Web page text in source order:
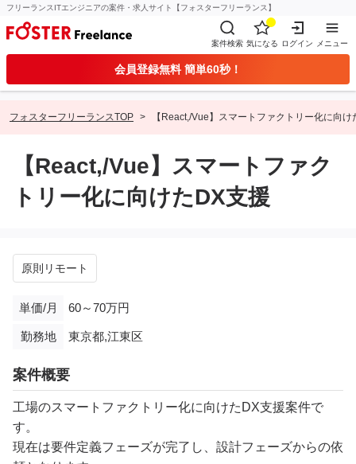
フリーランスITエンジニアの案件・求人サイト【フォスターフリーランス】
案件検索 気になる ログイン メニュー
会員登録無料 簡単60秒！
フォスターフリーランスTOP 【React,/Vue】スマートファクトリー化に向け
【React,/Vue】スマートファク
トリー化に向けたDX支援
原則リモート
単価/月 60～70万円
勤務地 東京都,江東区
案件概要
工場のスマートファクトリー化に向けたDX支援案件で
す。
現在は要件定義フェーズが完了し、設計フェーズからの依